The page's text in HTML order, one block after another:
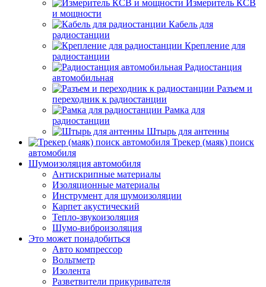
Измеритель КСВ
и мощности
Кабель для
радиостанции
Крепление для
радиостанции
Радиостанция
автомобильная
Разъем и
переходник к радиостанции
Рамка для
радиостанции
Штырь для антенны
Трекер (маяк) поиск
автомобиля
Шумоизоляция автомобиля
Антискрипные материалы
Изоляционные материалы
Инструмент для шумоизоляции
Карпет акустический
Тепло-звукоизоляция
Шумо-виброизоляция
Это может понадобиться
Авто компрессор
Вольтметр
Изолента
Разветвители прикуривателя